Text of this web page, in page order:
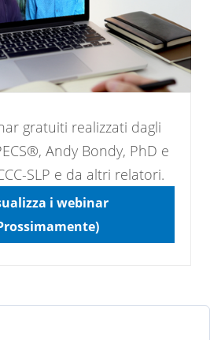
gratuiti realizzati dagli
Andy Bondy, PhD e
SLP e da altri relatori.
i webinar